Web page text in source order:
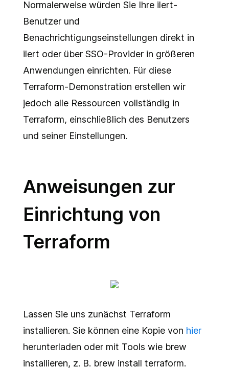
Normalerweise würden Sie Ihre ilert-
Benutzer und
Benachrichtigungseinstellungen direkt in
ilert oder über SSO-Provider in größeren
Anwendungen einrichten. Für diese
Terraform-Demonstration erstellen wir
jedoch alle Ressourcen vollständig in
Terraform, einschließlich des Benutzers
und seiner Einstellungen.
Anweisungen zur
Einrichtung von
Terraform
Lassen Sie uns zunächst Terraform
installieren. Sie können eine Kopie von hier
herunterladen oder mit Tools wie brew
installieren, z. B. brew install terraform.